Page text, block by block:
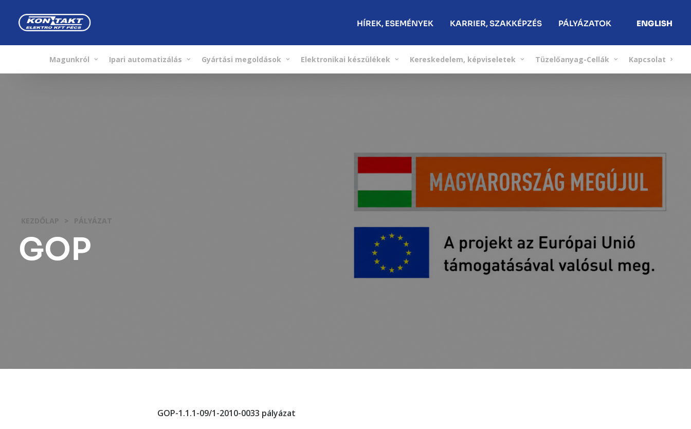
HÍREK, ESEMÉNYEK KARRIER, SZAKKÉPZÉS PÁLYÁZATOK ENGLISH
Magunkról Ipari automatizálás Gyártási megoldások Elektronikai készülékek Kereskedelem, képviseletek Tüzelőanyag-Cellák Kapcsolat
KEZDŐLAP PÁLYÁZAT
GOP
GOP-1.1.1-09/1-2010-0033 pályázat